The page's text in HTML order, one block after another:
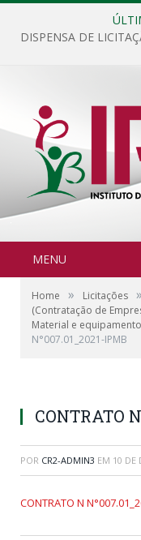
MENU
Home » Licitações »
(Contratação de
Material e
N°007.01_2021-IPMB
CONTRATO
POR CR2-ADMIN3 EM 10 DE
CONTRATO N